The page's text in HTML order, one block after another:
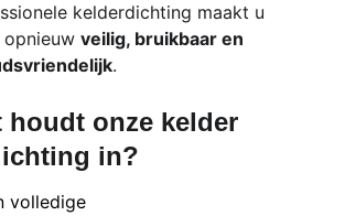
kelderdichting maakt u
veilig, bruikbaar en
.
houdt onze kelder
in?
volledige